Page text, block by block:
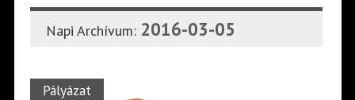
Napi Archívum: 2016-03-05
Pályázat